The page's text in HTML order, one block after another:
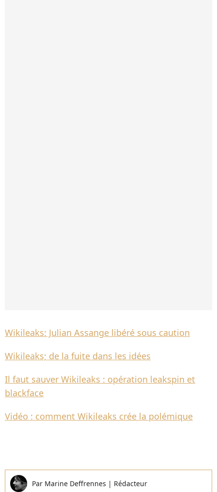
Wikileaks: Julian Assange libéré sous caution
Wikileaks; de la fuite dans les idées
Il faut sauver Wikileaks : opération leakspin et
blackface
Vidéo : comment Wikileaks crée la polémique
Par Marine Deffrennes | Rédacteur